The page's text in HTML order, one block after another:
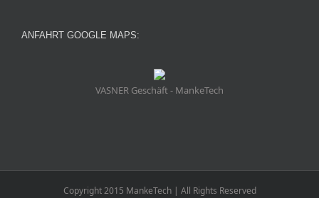
ANFAHRT GOOGLE MAPS:
VASNER Geschäft - MankeTech
Copyright 2015 MankeTech | All Rights Reserved